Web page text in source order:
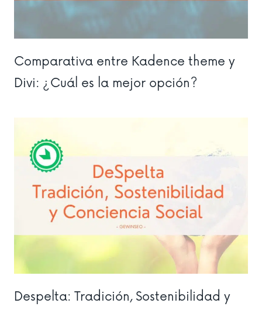
Comparativa entre Kadence theme y
Divi: ¿Cuál es la mejor opción?
Despelta: Tradición, Sostenibilidad y